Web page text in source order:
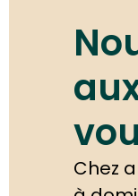
Chez